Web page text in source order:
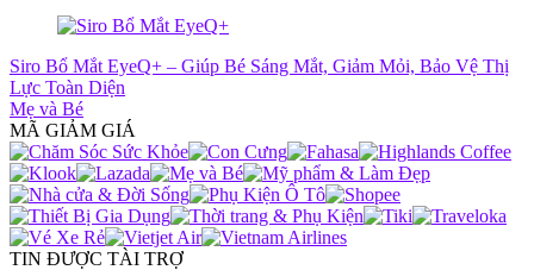
Siro Bổ Mắt EyeQ+ – Giúp Bé Sáng Mắt, Giảm Mỏi, Bảo Vệ Thị
Lực Toàn Diện
Mẹ và Bé
MÃ GIẢM GIÁ
TIN ĐƯỢC TÀI TRỢ